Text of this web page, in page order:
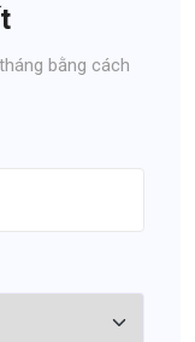
bằng cách